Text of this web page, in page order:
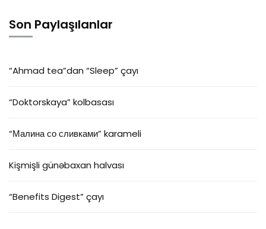
Son Paylaşılanlar
“Ahmad tea”dan “Sleep” çayı
“Doktorskaya” kolbasası
“Малина со сливками” karameli
Kişmişli günəbaxan halvası
“Benefits Digest” çayı